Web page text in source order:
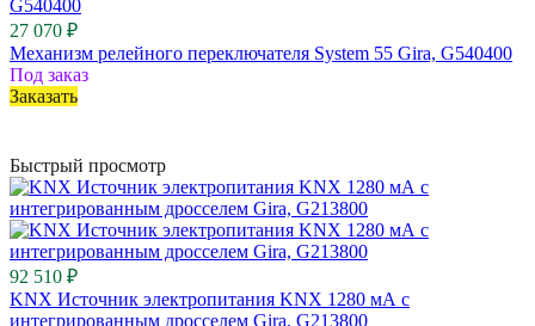
27 070 ₽
Механизм релейного переключателя System 55 Gira, G540400
Под заказ
Заказать
Быстрый просмотр
92 510 ₽
KNX Источник электропитания KNX 1280 мА с
интегрированным дросселем Gira, G213800